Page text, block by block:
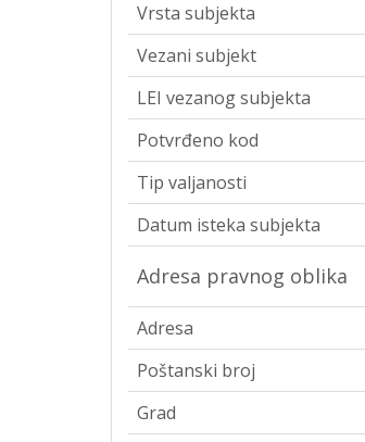
Vrsta subjekta
Vezani subjekt
LEI vezanog subjekta
Potvrđeno kod
Tip valjanosti
Datum isteka subjekta
Adresa pravnog oblika
Adresa
Poštanski broj
Grad